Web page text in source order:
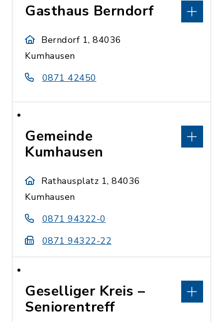
Gasthaus Berndorf
Berndorf 1, 84036
Kumhausen
0871 42450
Gemeinde
Kumhausen
Rathausplatz 1, 84036
Kumhausen
0871 94322-0
0871 94322-22
Geselliger Kreis –
Seniorentreff